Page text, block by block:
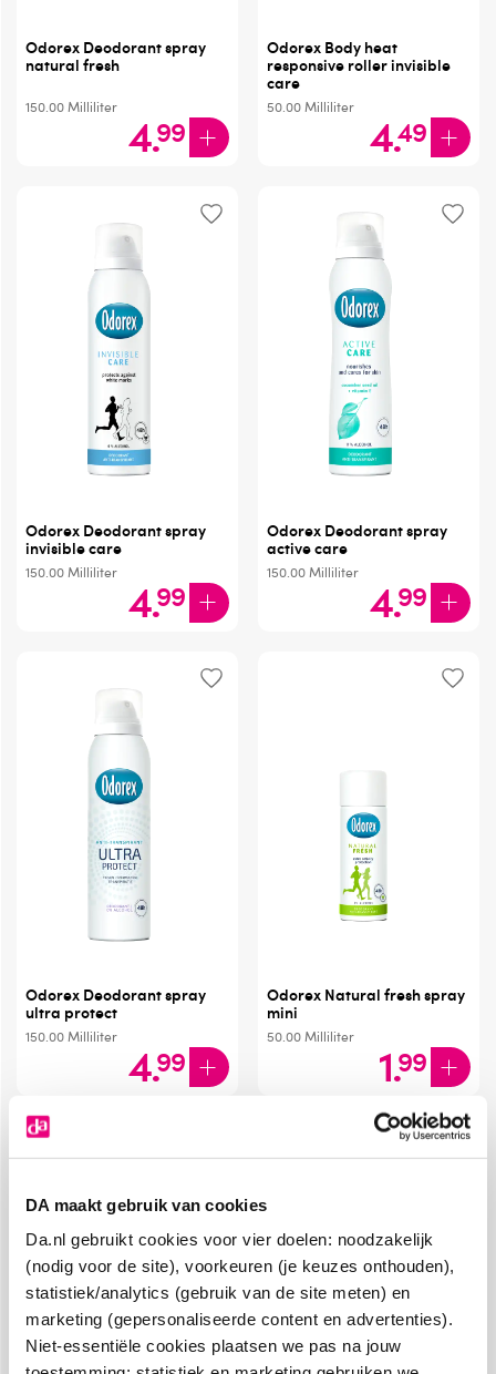
DA maakt gebruik van cookies
Da.nl gebruikt cookies voor vier doelen: noodzakelijk
(nodig voor de site), voorkeuren (je keuzes onthouden),
statistiek/analytics (gebruik van de site meten) en
marketing (gepersonaliseerde content en advertenties).
Niet-essentiële cookies plaatsen we pas na jouw
Odorex Deodorant spray
natural fresh
150.00Milliliter 4.99
Odorex Body heat
responsive roller invisible
care
50.00Milliliter 4.49
Odorex Deodorant spray
invisible care
150.00 Milliliter 4.99
Odorex Deodorant spray
active care
150.00 Milliliter 4.99
Odorex Deodorant spray
ultra protect
150.00Milliliter 4.99
Odorex Natural fresh spray
mini
50.00Milliliter 1.99